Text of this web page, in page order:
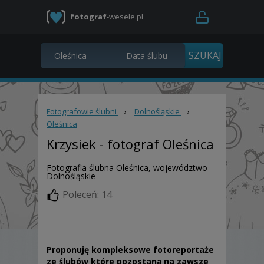
fotograf-wesele.pl
Fotografowie ślubni › Dolnośląskie
›
Oleśnica
Krzysiek - fotograf Oleśnica
Fotografia ślubna Oleśnica, województwo
Dolnośląskie
Poleceń: 14
Proponuję kompleksowe fotoreportaże
ze ślubów które pozostaną na zawsze